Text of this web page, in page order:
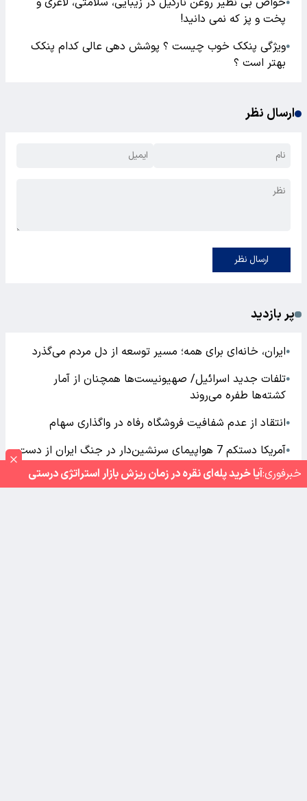
●
پخت و پز که نمی دانید!
●ویژگی پنکک خوب چیست ؟ پوشش دهی عالی کدام پنکک
بهتر است ؟
ارسال نظر
ارسال نظر
پر بازدید
●ایران، خانه‌ای برای همه؛ مسیر توسعه از دل مردم می‌گذرد
●تلفات جدید اسرائیل/ صهیونیست‌ها همچنان از آمار
کشته‌ها طفره می‌روند
●انتقاد از عدم شفافیت فروشگاه رفاه در واگذاری سهام
●
آمریکا دستکم 7 هواپیمای سرنشین‌دار در جنگ ایران از دست
داده
خبر‌فوری:آیا خرید پله‌ای نقره در زمان ریزش بازار استراتژی درستی
است؟